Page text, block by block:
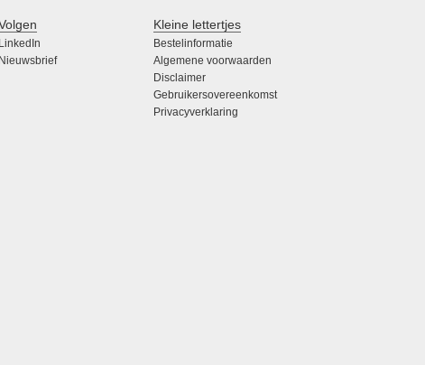
LinkedIn
Nieuwsbrief
Kleine lettertjes
Bestelinformatie
Algemene voorwaarden
Disclaimer
Gebruikersovereenkomst
Privacyverklaring